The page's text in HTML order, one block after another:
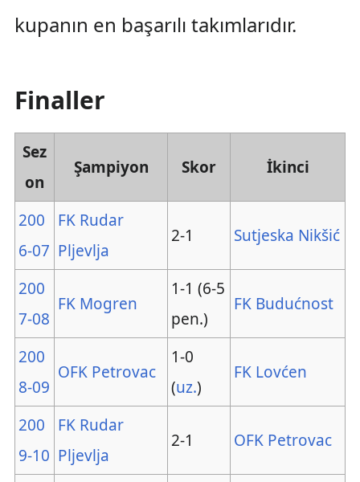
kupanın en başarılı takımlarıdır.
Finaller
Sez
on
Şampiyon Skor İkinci
200
6-07
FK Rudar
Pljevlja
2-1 Sutjeska Nikšić
200
7-08
FK Mogren
1-1 (6-5
pen.)
FK Budućnost
200
8-09
OFK Petrovac
1-0
(uz.)
FK Lovćen
200
9-10
FK Rudar
Pljevlja
2-1 OFK Petrovac